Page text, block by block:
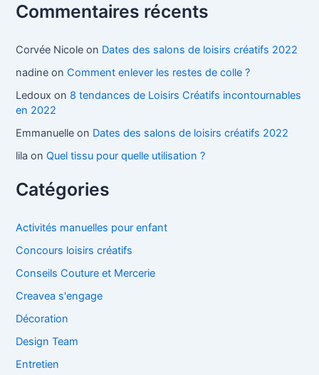
Commentaires récents
Corvée Nicole on Dates des salons de loisirs créatifs 2022
nadine on Comment enlever les restes de colle ?
Ledoux on 8 tendances de Loisirs Créatifs incontournables
en 2022
Emmanuelle on Dates des salons de loisirs créatifs 2022
lila on Quel tissu pour quelle utilisation ?
Catégories
Activités manuelles pour enfant
Concours loisirs créatifs
Conseils Couture et Mercerie
Creavea s'engage
Décoration
Design Team
Entretien